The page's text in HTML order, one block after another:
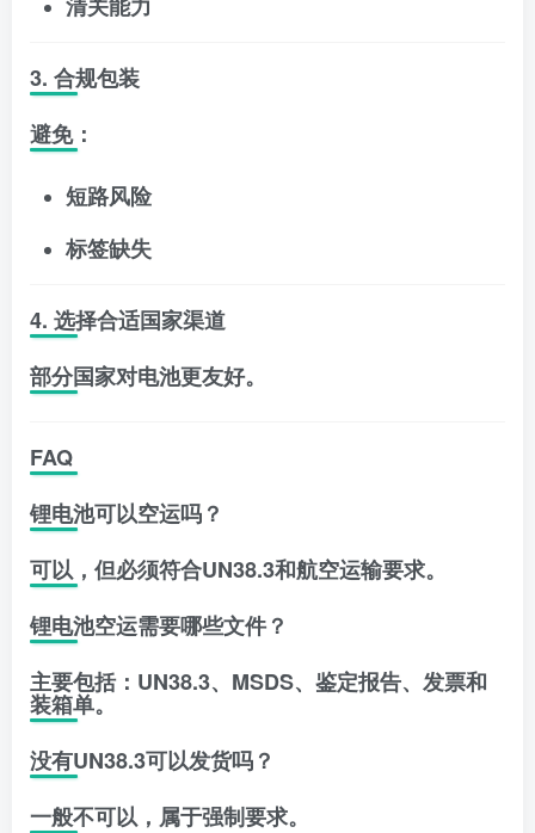
3. 合规包装
避免：
短路风险
标签缺失
4. 选择合适国家渠道
部分国家对电池更友好。
FAQ
锂电池可以空运吗？
可以，但必须符合UN38.3和航空运输要求。
锂电池空运需要哪些文件？
主要包括：UN38.3、MSDS、鉴定报告、发票和
装箱单。
没有UN38.3可以发货吗？
一般不可以，属于强制要求。